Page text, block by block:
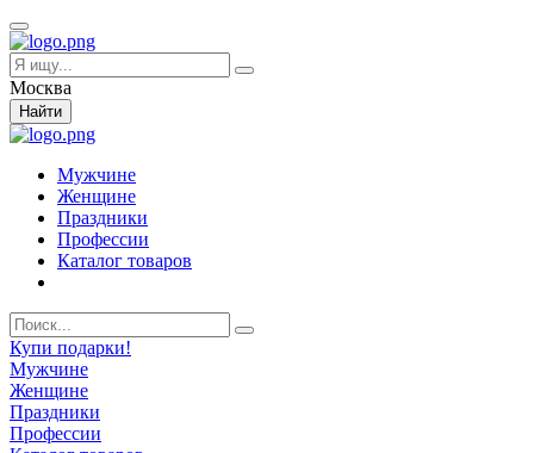
Москва
Найти
Мужчине
Женщине
Праздники
Профессии
Каталог товаров
Купи подарки!
Мужчине
Женщине
Праздники
Профессии